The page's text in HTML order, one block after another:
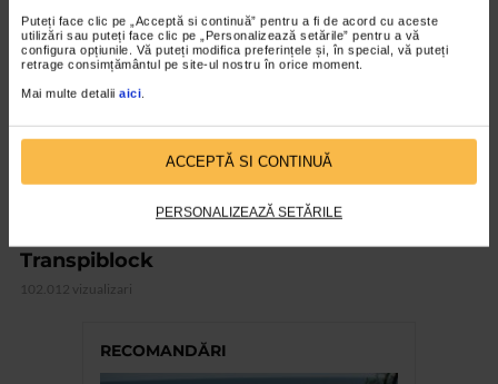
Puteți face clic pe „Acceptă si continuă” pentru a fi de acord cu aceste
utilizări sau puteți face clic pe „Personalizează setările” pentru a vă
configura opțiunile. Vă puteți modifica preferințele și, în special, vă puteți
retrage consimțământul pe site-ul nostru în orice moment.
Mai multe detalii aici.
ACCEPTĂ SI CONTINUĂ
PERSONALIZEAZĂ SETĂRILE
Transpiblock
102.012 vizualizari
RECOMANDĂRI